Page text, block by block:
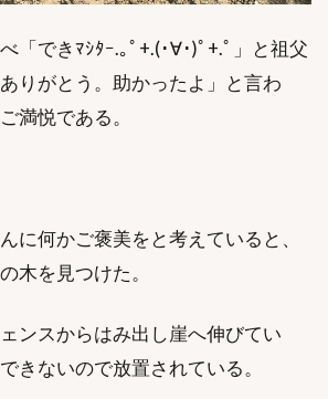
「できﾏｼﾀｰ.｡ﾟ+.(･∀･)ﾟ+.ﾟ」と祖父
りがとう。助かったよ」と言わ
満悦である。
に何かご褒美をと考えていると、
木を見つけた。
ンスからはみ出し崖へ伸びてい
きないので放置されている。